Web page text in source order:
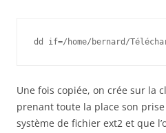
dd if=/home/bernard/
Une fois copiée, on crée sur la
prenant toute la place son
système de fichier ext2 et que